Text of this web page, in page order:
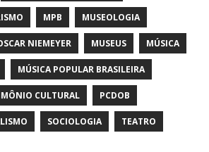
MPB MUSEOLOGIA
NIEMEYER MUSEUS MÚSICA
MÚSICA POPULAR BRASILEIRA
CULTURAL PCDOB
SOCIOLOGIA TEATRO